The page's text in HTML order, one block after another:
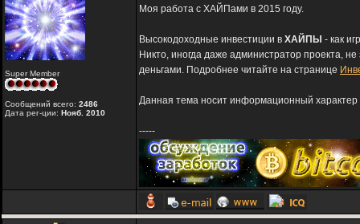
Super Member
Сообщений всего: 2486
Дата рег-ции: Нояб. 2010
Моя работа с ХАЙПами в 2015 году.
Высокодоходные инвестиции в ХАЙПЫ - как
Никто, иногда даже администратор проекта,
деньгами. Подробнее читайте на странице
Данная тема носит информационный характер
-----